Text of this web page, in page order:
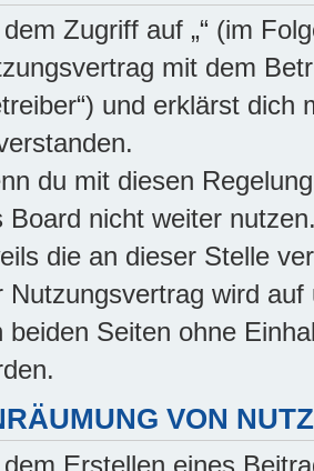
Zugriff auf „“ (im
mit dem
und erklärst
du mit diesen
Board nicht weiter
die an dieser Stelle
Nutzungsvertrag wird
beiden Seiten ohne
VON
Erstellen eines